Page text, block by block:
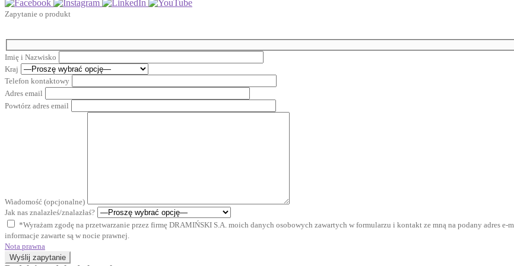
Zapytanie o produkt
Imię i Nazwisko
Kraj
Telefon kontaktowy
Adres email
Powtórz adres email
Wiadomość (opcjonalne)
Jak nas znalazłeś/znalazłaś?
*Wyrażam zgodę na przetwarzanie przez firmę DRAMIŃSKI S.A. moich danych osobowych zawartych w formularzu i kontakt ze mną na podany adres
informacje zawarte są w nocie prawnej.
Nota prawna
Wyślij zapytanie